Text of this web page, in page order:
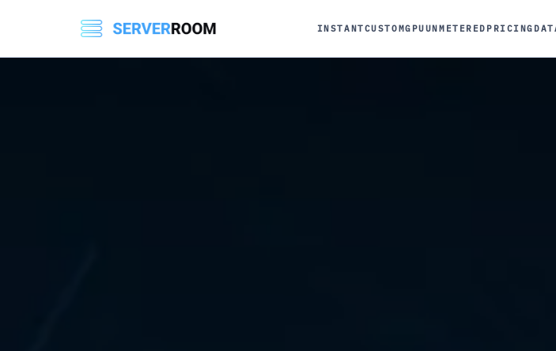
INSTANTCUSTOMGPUUNMETERED PRICING